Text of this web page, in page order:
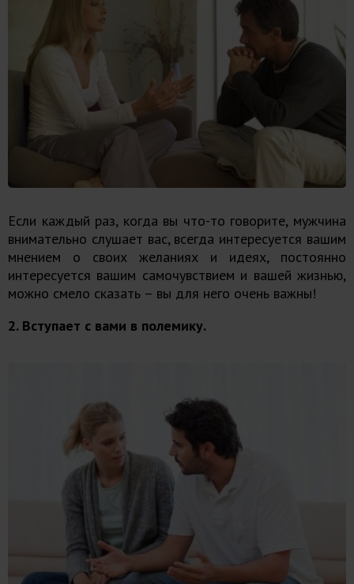
Если каждый раз, когда вы что-то говорите, мужчина
внимательно слушает вас, всегда интересуется вашим
мнением о своих желаниях и идеях, постоянно
интересуется вашим самочувствием и вашей жизнью,
можно смело сказать – вы для него очень важны!
2. Вступает с вами в полемику.